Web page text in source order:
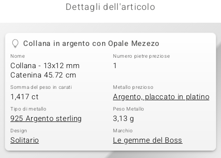
Dettagli dell'articolo
Collana in argento con Opale Mezezo
Nome
Collana - 13x12 mm
Catenina 45.72 cm
Numero pietre preziose
1
Somma del peso in carati
1,417 ct
Metallo prezioso
Argento, placcato in platino
Tipo di metallo
925 Argento sterling
Peso Metallo
3,13 g
Design
Solitario
Marchio
Le gemme del Boss